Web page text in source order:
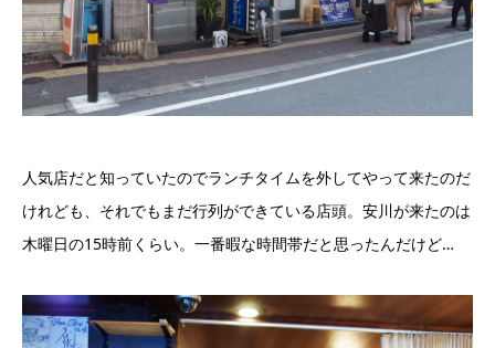
人気店だと知っていたのでランチタイムを外してやって来たのだ
けれども、それでもまだ行列ができている店頭。安川が来たのは
木曜日の15時前くらい。一番暇な時間帯だと思ったんだけど…